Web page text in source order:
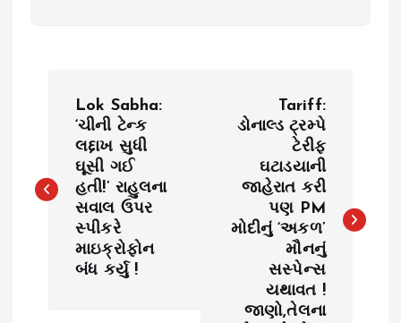
s
Lok Sabha:
‘ચીની ટેન્ક
લદ્દાખ સુધી
ઘૂસી ગઈ
હતી!’ રાહુલના
સવાલ ઉપર
સ્પીકરે
માઇક્રોફોન
બંધ કર્યુ !
Tariff:
ડોનાલ્ડ ટ્રમ્પે
ટેરીફ
ઘટાડયાની
જાહેરાત કરી
પણ PM
મોદીનું ‘અકળ’
મૌનનું
સસ્પેન્સ
યથાવત !
જાણો,તેલના